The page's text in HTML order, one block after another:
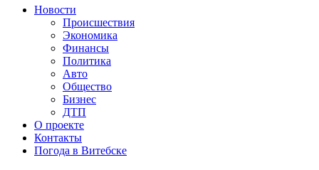
Новости
Происшествия
Экономика
Финансы
Политика
Авто
Общество
Бизнес
ДТП
О проекте
Контакты
Погода в Витебске